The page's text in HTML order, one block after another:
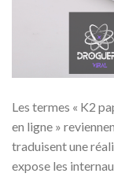
Les termes « K2
en ligne »
traduisent une
expose les